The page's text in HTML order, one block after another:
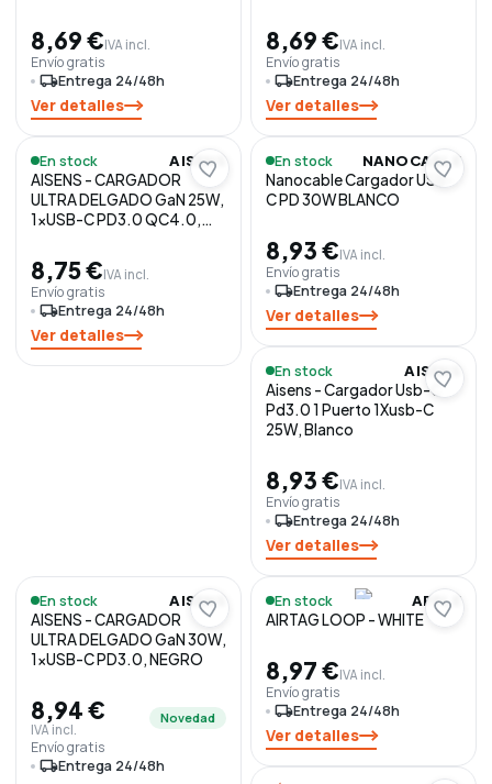
8,69 €IVA incl.
Envío gratis
local_shippingEntrega 24/48h
Ver detalles
8,69 €IVA incl.
Envío gratis
local_shippingEntrega 24/48h
Ver detalles
En stock AISENS
AISENS - CARGADOR
ULTRA DELGADO GaN 25W,
1xUSB-C PD3.0 QC4.0,
8,75 €IVA incl.
Envío gratis
local_shippingEntrega 24/48h
Ver detalles
En stock NANOCABLE
Nanocable Cargador USB-
C PD 30W BLANCO
8,93 €IVA incl.
Envío gratis
local_shippingEntrega 24/48h
Ver detalles
En stock AISENS
Aisens - Cargador Usb-C
Pd3.0 1 Puerto 1Xusb-C
25W, Blanco
8,93 €IVA incl.
Envío gratis
local_shippingEntrega 24/48h
Ver detalles
En stock AISENS
AISENS - CARGADOR
ULTRA DELGADO GaN 30W,
1xUSB-C PD3.0, NEGRO
8,94 €
IVA incl.
Novedad
Envío gratis
local_shippingEntrega 24/48h
En stock APPLE
AIRTAG LOOP - WHITE
8,97 €IVA incl.
Envío gratis
local_shippingEntrega 24/48h
Ver detalles